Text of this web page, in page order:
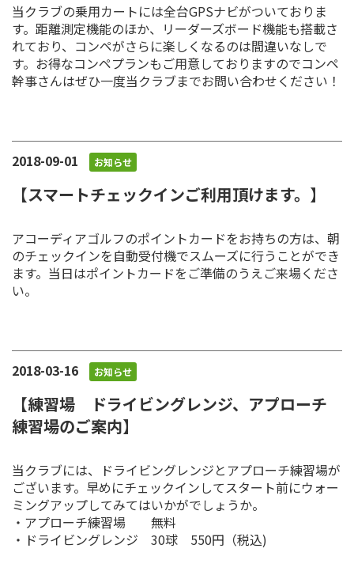
当クラブの乗用カートには全台GPSナビがついておりま
す。距離測定機能のほか、リーダーズボード機能も搭載さ
れており、コンペがさらに楽しくなるのは間違いなしで
す。お得なコンペプランもご用意しておりますのでコンペ
幹事さんはぜひ一度当クラブまでお問い合わせください！
2018-09-01 お知らせ
【スマートチェックインご利用頂けます。】
アコーディアゴルフのポイントカードをお持ちの方は、朝
のチェックインを自動受付機でスムーズに行うことができ
ます。当日はポイントカードをご準備のうえご来場くださ
い。
2018-03-16 お知らせ
【練習場 ドライビングレンジ、アプローチ
練習場のご案内】
当クラブには、ドライビングレンジとアプローチ練習場が
ございます。早めにチェックインしてスタート前にウォー
ミングアップしてみてはいかがでしょうか。
・アプローチ練習場 無料
・ドライビングレンジ 30球 550円（税込)